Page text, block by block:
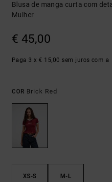
Blusa de manga curta com
Mulher
€ 45,00
Paga 3 x € 15,00 sem juros com a
COR Brick Red
XS-S M-L